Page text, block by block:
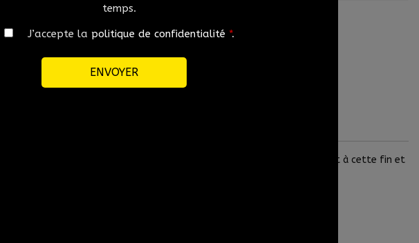
Je comprends que mes renseignements seront utilisés uniquement à cette fin et
temps.
J’accepte la politique de confidentialité *.